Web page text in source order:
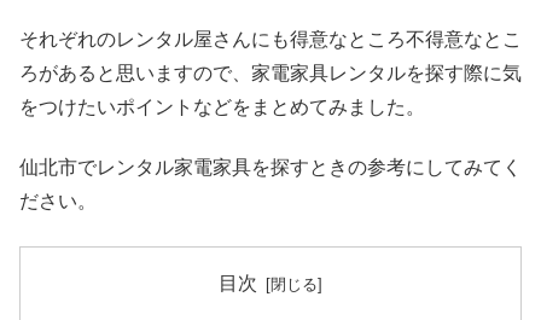
それぞれのレンタル屋さんにも得意なところ不得意なとこ
ろがあると思いますので、家電家具レンタルを探す際に気
をつけたいポイントなどをまとめてみました。
仙北市でレンタル家電家具を探すときの参考にしてみてく
ださい。
目次